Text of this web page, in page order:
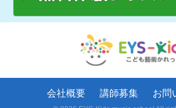
会社概要 講師募集 お問